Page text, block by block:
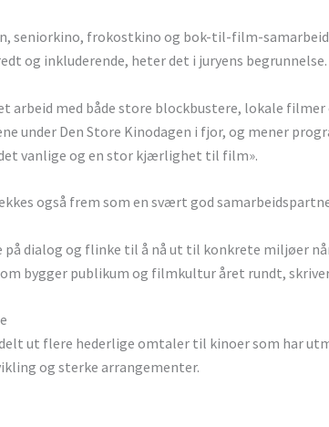
seniorkino, frokostkino og bok-til-film-
og inkluderende, heter det i juryens begrunnelse.
arbeid med både store blockbustere, lokale
under Den Store Kinodagen i fjor, og mener
vanlige og en stor kjærlighet til film».
også frem som en svært god
dialog og flinke til å nå ut til konkrete miljøer
bygger publikum og filmkultur året rundt,
ut flere hederlige omtaler til kinoer som har
og sterke arrangementer.